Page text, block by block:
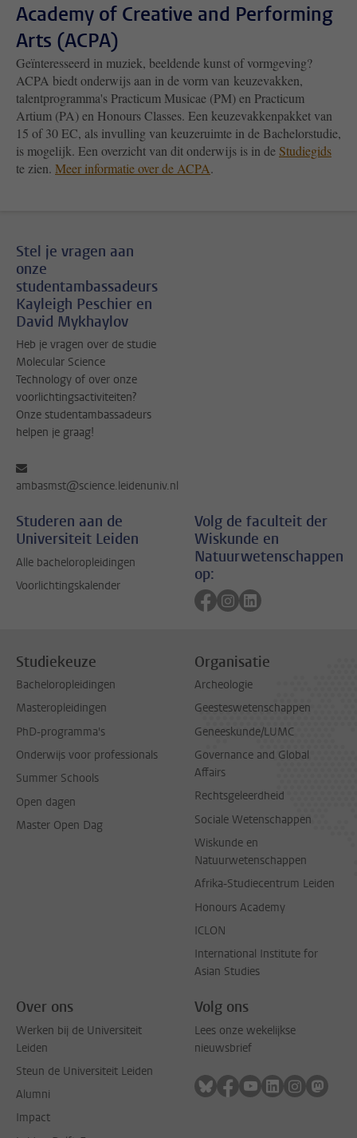
Academy of Creative and Performing
Arts (ACPA)
Geïnteresseerd in muziek, beeldende kunst of vormgeving?
ACPA biedt onderwijs aan in de vorm van keuzevakken,
talentprogramma's Practicum Musicae (PM) en Practicum
Artium (PA) en Honours Classes. Een keuzevakkenpakket van
15 of 30 EC, als invulling van keuzeruimte in de Bachelorstudie,
is mogelijk. Een overzicht van dit onderwijs is in de Studiegids
te zien. Meer informatie over de ACPA.
Stel je vragen aan
onze
studentambassadeurs
Kayleigh Peschier en
David Mykhaylov
Heb je vragen over de studie
Molecular Science
Technology of over onze
voorlichtingsactiviteiten?
Onze studentambassadeurs
helpen je graag!
ambasmst@science.leidenuniv.nl
Studeren aan de
Universiteit Leiden
Alle bacheloropleidingen
Voorlichtingskalender
Volg de faculteit der
Wiskunde en
Natuurwetenschappen
op:
Volg ons op facebook
Volg ons op instagram
Volg ons op
Studiekeuze
Bacheloropleidingen
Masteropleidingen
PhD-programma's
Onderwijs voor professionals
Summer Schools
Open dagen
Master Open Dag
Organisatie
Archeologie
Geesteswetenschappen
Geneeskunde/LUMC
Governance and Global
Affairs
Rechtsgeleerdheid
Sociale Wetenschappen
Wiskunde en
Natuurwetenschappen
Afrika-Studiecentrum Leiden
Honours Academy
ICLON
International Institute for
Asian Studies
Over ons
Werken bij de Universiteit
Leiden
Steun de Universiteit Leiden
Alumni
Impact
Volg ons
Lees onze wekelijkse
nieuwsbrief
Volg ons op bluesky
Volg ons op facebook
Volg ons op
Volg ons op
Volg ons
Volg